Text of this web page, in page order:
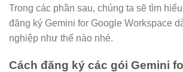
Trong các phần sau, chúng ta sẽ tìm
đăng ký Gemini for Google Workspace
nghiệp như thế nào nhé.
Cách đăng ký các gói Gemini